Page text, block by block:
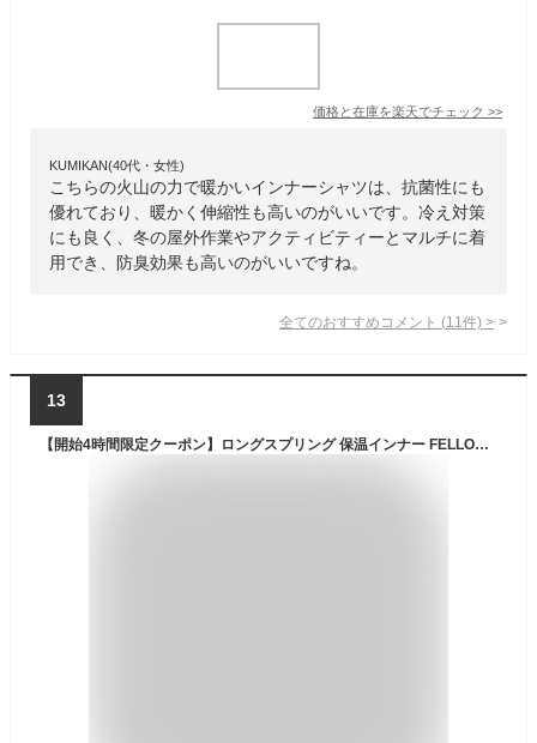
価格と在庫を楽天でチェック >>
KUMIKAN(40代・女性)
こちらの火山の力で暖かいインナーシャツは、抗菌性にも
優れており、暖かく伸縮性も高いのがいいです。冷え対策
にも良く、冬の屋外作業やアクティビティーとマルチに着
用でき、防臭効果も高いのがいいですね。
全てのおすすめコメント (11 件) >
13
【開始4時間限定クーポン】ロングスプリング 保温インナー FELLOW ロンスプ サーフィン 裏起毛 エアーヒート起毛インナー ウェットスーツ インナー ウエットスーツ 防寒インナー セミドライスーツ用インナー SUP ダイビング 日本規格 大きいサイズ